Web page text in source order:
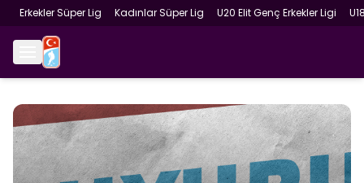
Erkekler Süper Lig Kadınlar Süper Lig U20 Elit Genç Erkekler Ligi